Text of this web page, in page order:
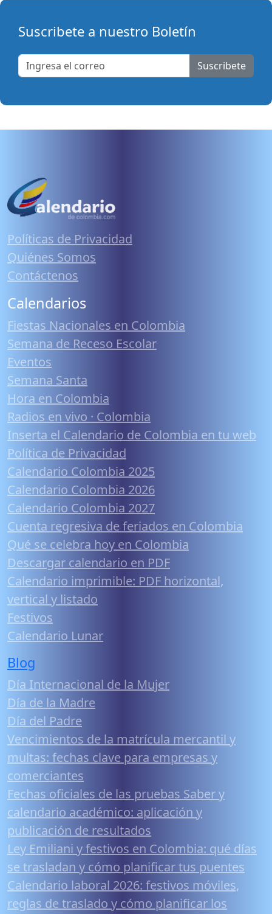
Suscribete a nuestro Boletín
Suscribete
Políticas de Privacidad
Quiénes Somos
Contáctenos
Calendarios
Fiestas Nacionales en Colombia
Semana de Receso Escolar
Eventos
Semana Santa
Hora en Colombia
Radios en vivo · Colombia
Inserta el Calendario de Colombia en tu web
Política de Privacidad
Calendario Colombia 2025
Calendario Colombia 2026
Calendario Colombia 2027
Cuenta regresiva de feriados en Colombia
Qué se celebra hoy en Colombia
Descargar calendario en PDF
Calendario imprimible: PDF horizontal,
vertical y listado
Festivos
Calendario Lunar
Blog
Día Internacional de la Mujer
Día de la Madre
Día del Padre
Vencimientos de la matrícula mercantil y
multas: fechas clave para empresas y
comerciantes
Fechas oficiales de las pruebas Saber y
calendario académico: aplicación y
publicación de resultados
Ley Emiliani y festivos en Colombia: qué días
se trasladan y cómo planificar tus puentes
Calendario laboral 2026: festivos móviles,
reglas de traslado y cómo planificar los